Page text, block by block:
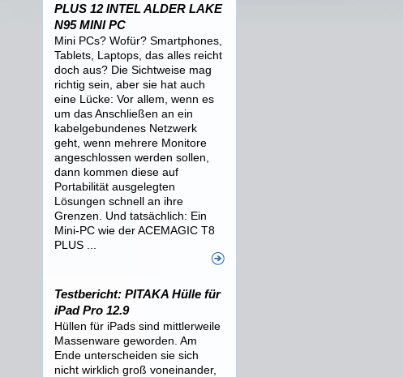
PLUS 12 INTEL ALDER LAKE
N95 MINI PC
Mini PCs? Wofür? Smartphones,
Tablets, Laptops, das alles reicht
doch aus? Die Sichtweise mag
richtig sein, aber sie hat auch
eine Lücke: Vor allem, wenn es
um das Anschließen an ein
kabelgebundenes Netzwerk
geht, wenn mehrere Monitore
angeschlossen werden sollen,
dann kommen diese auf
Portabilität ausgelegten
Lösungen schnell an ihre
Grenzen. Und tatsächlich: Ein
Mini-PC wie der ACEMAGIC T8
PLUS ...
Testbericht: PITAKA Hülle für
iPad Pro 12.9
Hüllen für iPads sind mittlerweile
Massenware geworden. Am
Ende unterscheiden sie sich
nicht wirklich groß voneinander,